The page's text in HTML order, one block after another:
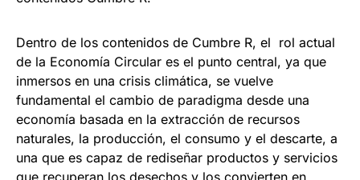
Dentro de los contenidos de Cumbre R, el rol actual
de la Economía Circular es el punto central, ya que
inmersos en una crisis climática, se vuelve
fundamental el cambio de paradigma desde una
economía basada en la extracción de recursos
naturales, la producción, el consumo y el descarte, a
una que es capaz de rediseñar productos y servicios